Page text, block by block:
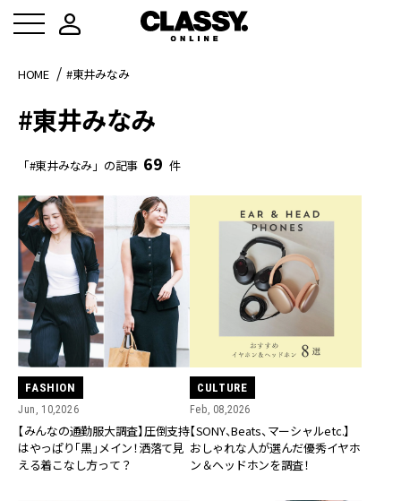
HOME #東井みなみ
#東井みなみ
「#東井みなみ」の記事 69 件
FASHION
Jun, 10,2026
【みんなの通勤服大調査】圧倒支持
はやっぱり「黒」メイン！洒落て見
える着こなし方って？
CULTURE
Feb, 08,2026
【SONY、Beats、マーシャルetc.】
おしゃれな人が選んだ優秀イヤホ
ン＆ヘッドホンを調査！